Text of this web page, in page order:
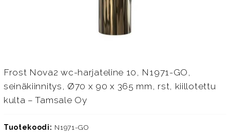
Frost Nova2 wc-harjateline 10, N1971-GO,
seinäkiinnitys, Ø70 x 90 x 365 mm, rst, kiillotettu
kulta – Tamsale Oy
Tuotekoodi: N1971-GO